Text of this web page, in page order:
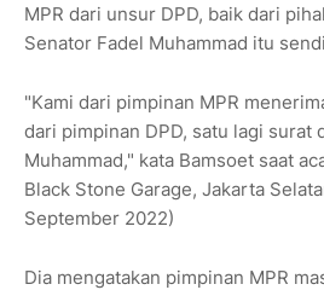
MPR dari unsur DPD, baik dari
Senator Fadel Muhammad itu
"Kami dari pimpinan MPR
dari pimpinan DPD, satu lagi surat
Muhammad," kata Bamsoet saat
Black Stone Garage, Jakarta
September 2022)
Dia mengatakan pimpinan MPR